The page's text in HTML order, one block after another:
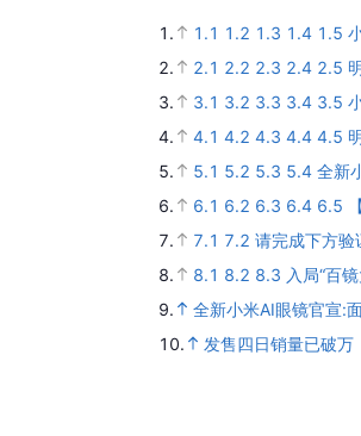
1. 1.1 1.2 1.3 1.4 1.5
2.
2.1 2.2 2.3 2.4 2.5
3.
3.1 3.2 3.3 3.4 3.5
4.
4.1 4.2 4.3 4.4 4.5
5.
5.1 5.2 5.3 5.4 全新
6.
6.1 6.2 6.3 6.4 6.5
7.
7.1 7.2 请完成下方验
8.
8.1 8.2 8.3 入局“百
9.
全新小米AI眼镜官宣:
10.
发售四日销量已破万